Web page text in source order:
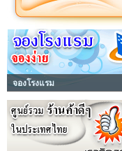
จองโรงแรม